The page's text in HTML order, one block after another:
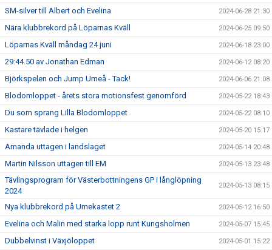
SM-silver till Albert och Evelina 2024-06-28 21:30
Nära klubbrekord på Löparnas Kväll 2024-06-25 09:50
Löparnas Kväll måndag 24 juni 2024-06-18 23:00
29:44.50 av Jonathan Edman 2024-06-12 08:20
Björkspelen och Jump Umeå - Tack! 2024-06-06 21:08
Blodomloppet - årets stora motionsfest genomförd 2024-05-22 18:43
Du som sprang Lilla Blodomloppet 2024-05-22 08:10
Kastare tävlade i helgen 2024-05-20 15:17
Amanda uttagen i landslaget 2024-05-14 20:48
Martin Nilsson uttagen till EM 2024-05-13 23:48
Tävlingsprogram för Västerbottningens GP i långlöpning
2024
2024-05-13 08:15
Nya klubbrekord på Umekastet 2 2024-05-12 16:50
Evelina och Malin med starka lopp runt Kungsholmen 2024-05-07 15:45
Dubbelvinst i Växjöloppet 2024-05-01 15:22